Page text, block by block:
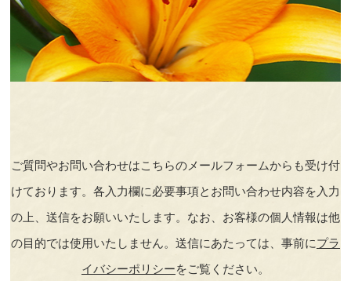
ご質問やお問い合わせはこちらのメールフォームからも受け付
けております。各入力欄に必要事項とお問い合わせ内容を入力
の上、送信をお願いいたします。なお、お客様の個人情報は他
の目的では使用いたしません。送信にあたっては、事前にプラ
イバシーポリシーをご覧ください。